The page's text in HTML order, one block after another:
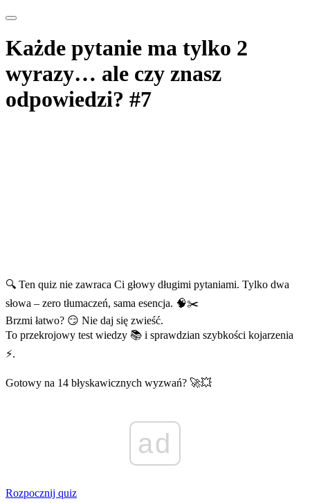
Każde pytanie ma tylko 2
wyrazy… ale czy znasz
odpowiedzi? #7
🔍 Ten quiz nie zawraca Ci głowy długimi pytaniami. Tylko dwa
słowa – zero tłumaczeń, sama esencja. 🧠✂️
Brzmi łatwo? 😏 Nie daj się zwieść.
To przekrojowy test wiedzy 📚 i sprawdzian szybkości kojarzenia
⚡.
Gotowy na 14 błyskawicznych wyzwań? 🚀💥
ad
Rozpocznij quiz